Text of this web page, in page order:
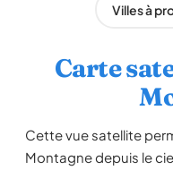
Villes à
Carte
Cette vue satellite
Montagne depuis le